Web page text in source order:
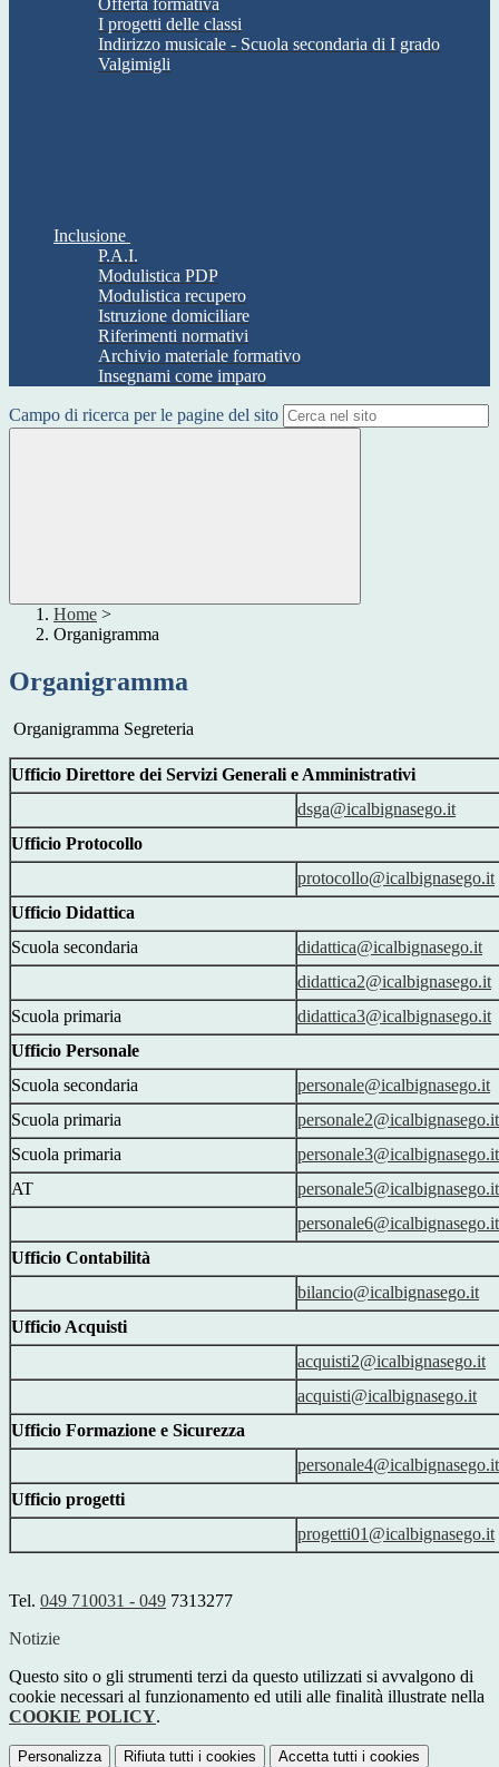
Offerta formativa
I progetti delle classi
Indirizzo musicale - Scuola secondaria di I grado
Valgimigli
Inclusione
P.A.I.
Modulistica PDP
Modulistica recupero
Istruzione domiciliare
Riferimenti normativi
Archivio materiale formativo
Insegnami come imparo
Campo di ricerca per le pagine del sito
Home >
Organigramma
Organigramma
Organigramma Segreteria
Ufficio Direttore dei Servizi Generali e Amministrativi
dsga@icalbignasego.it
Ufficio Protocollo
protocollo@icalbignasego.it
Ufficio Didattica
Scuola secondaria
didattica@icalbignasego.it
didattica2@icalbignasego.it
Scuola primaria
didattica3@icalbignasego.it
Ufficio Personale
Scuola secondaria
personale@icalbignasego.it
Scuola primaria
personale2@icalbignasego.it
Scuola primaria
personale3@icalbignasego.it
AT
personale5@icalbignasego.it
personale6@icalbignasego.it
Ufficio Contabilità
bilancio@icalbignasego.it
Ufficio Acquisti
acquisti2@icalbignasego.it
acquisti@icalbignasego.it
Ufficio Formazione e Sicurezza
personale4@icalbignasego.it
Ufficio progetti
progetti01@icalbignasego.it
Tel. 049 710031 - 049 7313277
Notizie
Questo sito o gli strumenti terzi da questo utilizzati si avvalgono di
cookie necessari al funzionamento ed utili alle finalità illustrate nella
COOKIE POLICY.
Personalizza Rifiuta tutti i cookies Accetta tutti i cookies